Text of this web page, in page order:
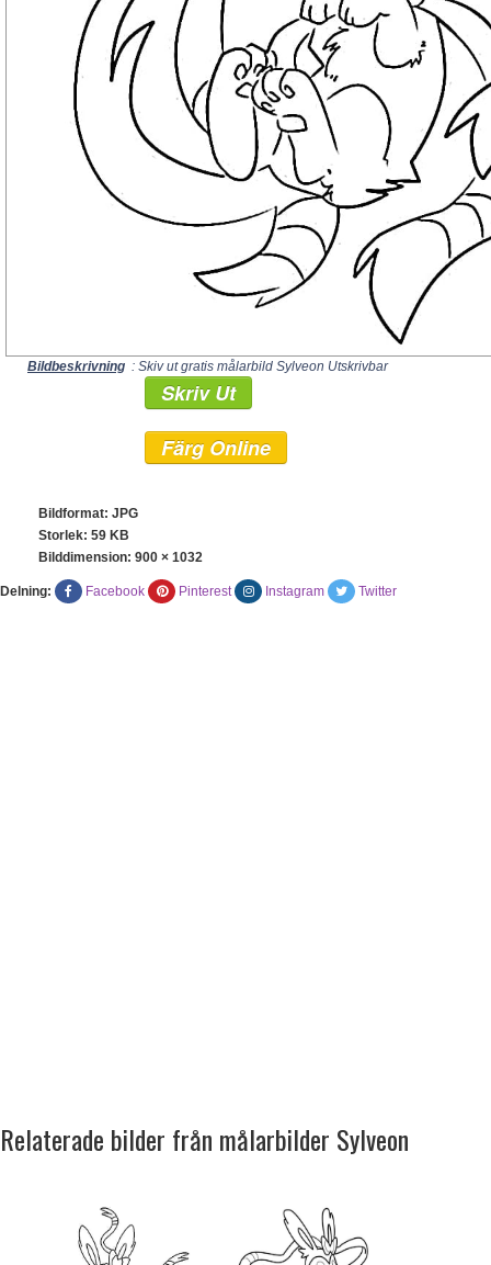
Bildbeskrivning : Skiv ut gratis målarbild Sylveon Utskrivbar
Skriv Ut
Färg Online
Bildformat: JPG
Storlek: 59 KB
Bilddimension: 900 × 1032
Delning: Facebook Pinterest Instagram Twitter
Relaterade bilder från målarbilder Sylveon